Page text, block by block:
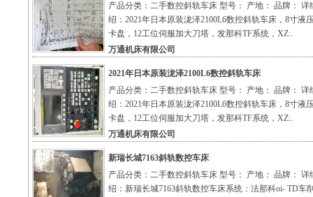
产品分类：二手数控斜轨车床 型号： 产地： 品牌： 详
绍：2021年日本原装泷泽2100L6数控斜轨车床，8寸液
卡盘，12工位伺服加大刀塔，发那科TF系统，XZ:.
万通机床有限公司
2021年日本原装泷泽2100L6数控斜轨车床
产品分类：二手数控斜轨车床 型号： 产地： 品牌： 详
绍：2021年日本原装泷泽2100L6数控斜轨车床，8寸液
卡盘，12工位伺服加大刀塔，发那科TF系统，XZ:.
万通机床有限公司
新瑞长城7163斜轨数控车床
产品分类：二手数控斜轨车床 型号： 产地： 品牌： 详
绍：新瑞长城7163斜轨数控车床系统：法那科oi- TD车